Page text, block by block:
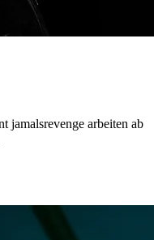
jamalsrevenge arbeiten ab